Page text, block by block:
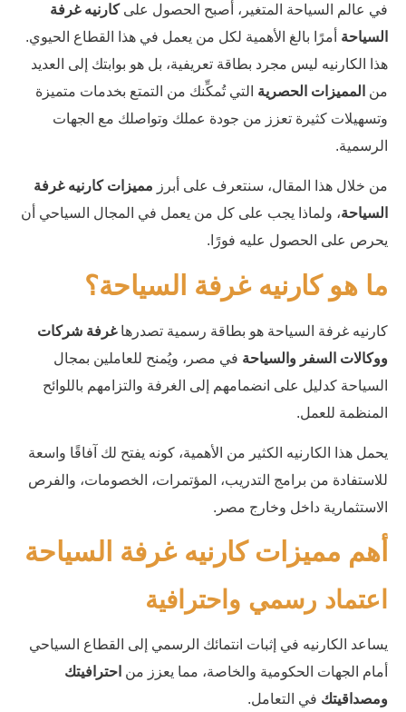
في عالم السياحة المتغير، أصبح الحصول علىكارنيه غرفة
السياحة أمرًا بالغ الأهمية لكل من يعمل في هذا القطاع الحيوي.
هذا الكارنيه ليس مجرد بطاقة تعريفية، بل هو بوابتك إلى العديد
من المميزات الحصرية التي تُمكِّنك من التمتع بخدمات متميزة
وتسهيلات كثيرة تعزز من جودة عملك وتواصلك مع الجهات
الرسمية.
من خلال هذا المقال، سنتعرف على أبرز مميزات كارنيه غرفة
السياحة، ولماذا يجب على كل من يعمل في المجال السياحي أن
يحرص على الحصول عليه فورًا.
ما هو كارنيه غرفة السياحة؟
كارنيه غرفة السياحة هو بطاقة رسمية تصدرهاغرفة شركات
ووكالات السفر والسياحة في مصر، ويُمنح للعاملين بمجال
السياحة كدليل على انضمامهم إلى الغرفة والتزامهم باللوائح
المنظمة للعمل.
يحمل هذا الكارنيه الكثير من الأهمية، كونه يفتح لك آفاقًا واسعة
للاستفادة من برامج التدريب، المؤتمرات، الخصومات، والفرص
الاستثمارية داخل وخارج مصر.
أهم مميزات كارنيه غرفة السياحة
اعتماد رسمي واحترافية
يساعد الكارنيه في إثبات انتمائك الرسمي إلى القطاع السياحي
أمام الجهات الحكومية والخاصة، مما يعزز من احترافيتك
ومصداقيتك في التعامل.